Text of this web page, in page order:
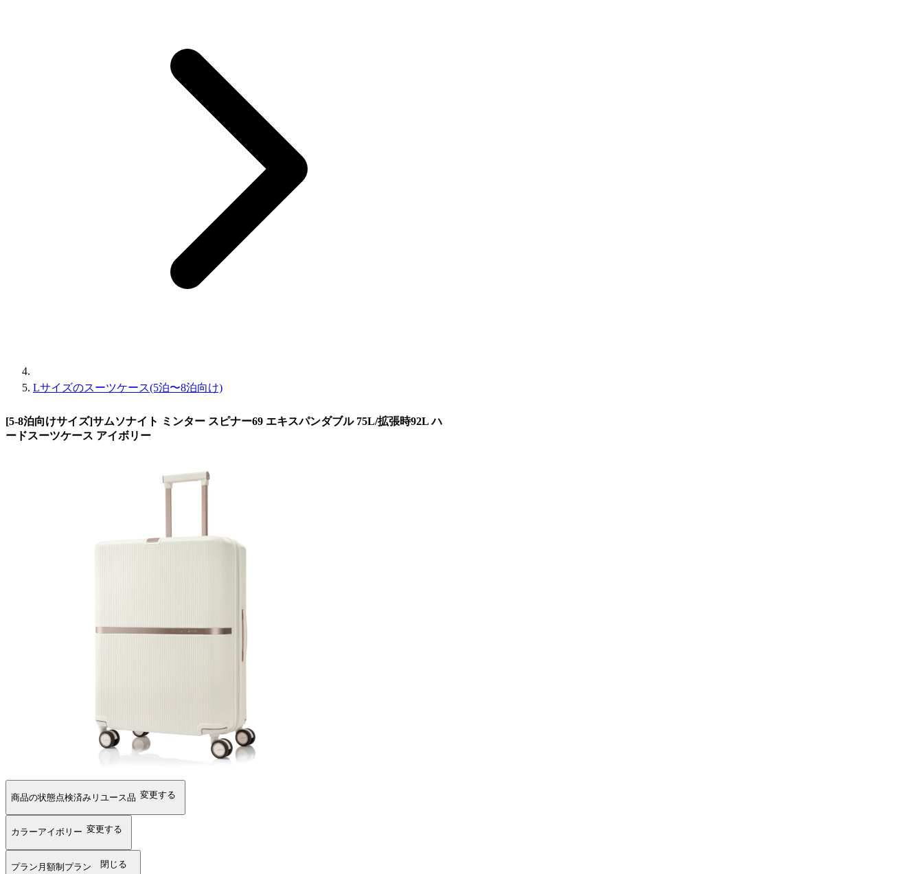
Lサイズのスーツケース(5泊〜8泊向け)
[5-8泊向けサイズ]サムソナイト ミンター スピナー69 エキスパンダブル 75L/拡張時92L ハ
ードスーツケース アイボリー
商品の状態点検済みリユース品 変更する
カラーアイボリー 変更する
プラン 月額制プラン 閉じる